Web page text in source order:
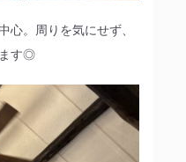
心。周りを気にせず、
ます◎